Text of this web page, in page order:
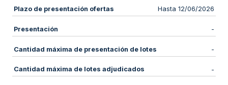
Plazo de presentación ofertas Hasta 12/06/2026
Presentación -
Cantidad máxima de presentación de lotes -
Cantidad máxima de lotes adjudicados -